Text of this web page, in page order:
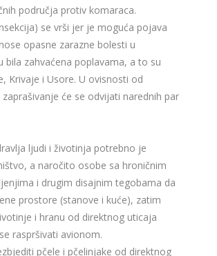
područja protiv komaraca.
se vrši jer je moguća pojava
opasne zarazne bolesti u
bila zahvaćena poplavama, a to su
Krivaje i Usore. U ovisnosti od
će se odvijati narednih par
ljudi i životinja potrebno je
a naročito osobe sa hroničnim
i drugim disajnim tegobama da
prostore (stanove i kuće), zatim
i hranu od direktnog uticaja
raspršivati avionom.
pčele i pčelinjake od direktnog